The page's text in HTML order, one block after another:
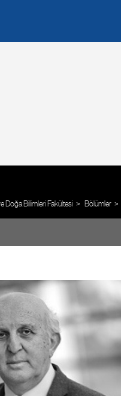
Doğa Bilimleri Fakültesi Bölümler